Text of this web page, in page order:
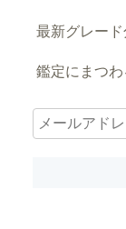
最新グレー
鑑定にまつわ